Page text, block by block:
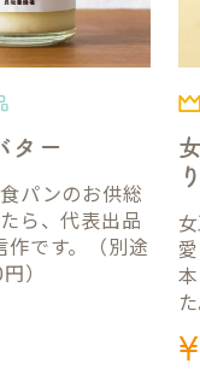
ター
パンのお供総
ら、代表出品
作です。（別途
）
り
た
¥